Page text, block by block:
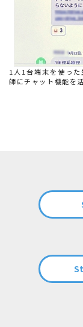
1人1台端末を使っ
師にチャット機能を